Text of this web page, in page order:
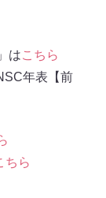
はこちら
年表【前
ちら